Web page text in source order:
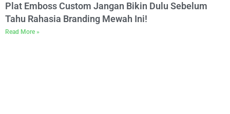
Plat Emboss Custom Jangan Bikin Dulu Sebelum
Tahu Rahasia Branding Mewah Ini!
Read More »